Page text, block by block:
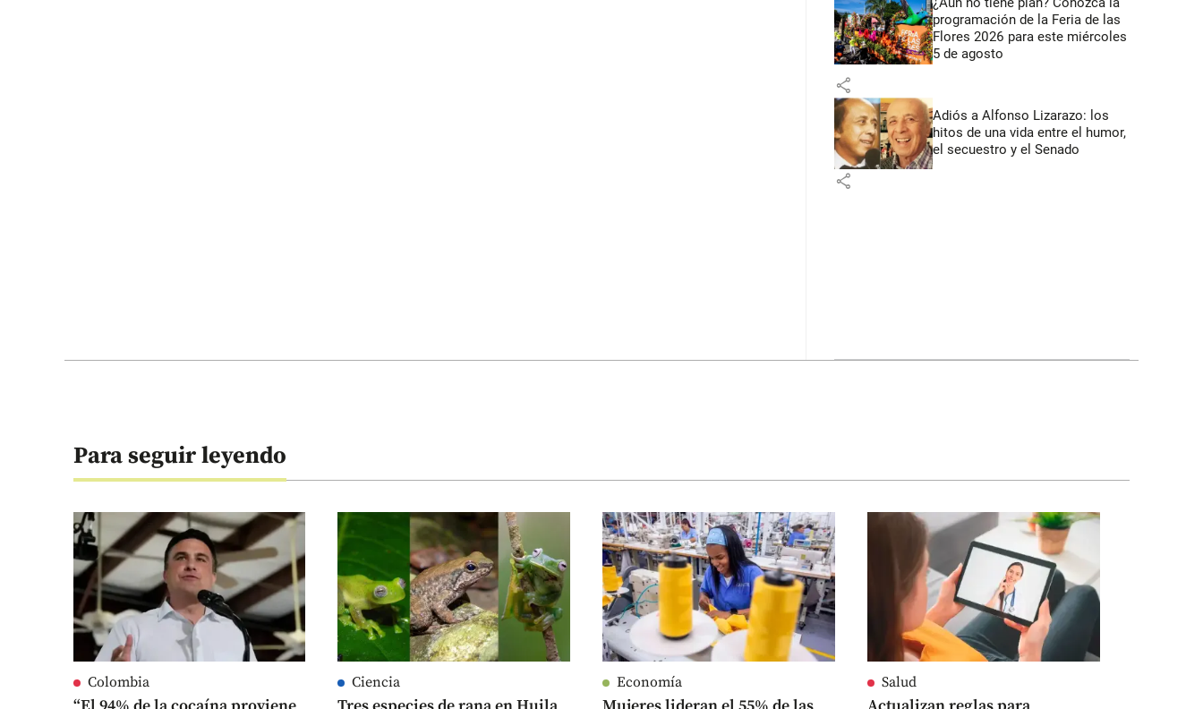
programación de la Feria de las
Flores 2026 para este miércoles
5 de agosto
share
Adiós a Alfonso Lizarazo: los
hitos de una vida entre el humor,
el secuestro y el Senado
share
Para seguir leyendo
Colombia Ciencia Economía Salud